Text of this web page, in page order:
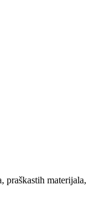
praškastih materijala,